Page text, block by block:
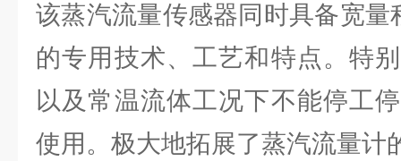
该蒸汽流量传感器同时具备宽
的专用技术、工艺和特点。特
以及常温流体工况下不能停工
使用。极大地拓展了蒸汽流量计